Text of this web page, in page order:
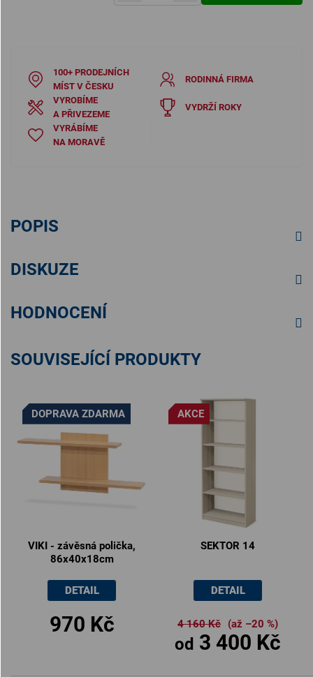
100+ PRODEJNÍCH
MÍST V ČESKU
RODINNÁ FIRMA
VYROBÍME
A PŘIVEZEME
VYDRŽÍ ROKY
VYRÁBÍME
NA MORAVĚ
POPIS
DISKUZE
HODNOCENÍ
SOUVISEJÍCÍ PRODUKTY
DOPRAVA ZDARMA
VIKI - závěsná polička,
86x40x18cm
970 Kč
DETAIL
AKCE
SEKTOR 14
od 3 400 Kč
4 160 Kč (až –20 %)
DETAIL